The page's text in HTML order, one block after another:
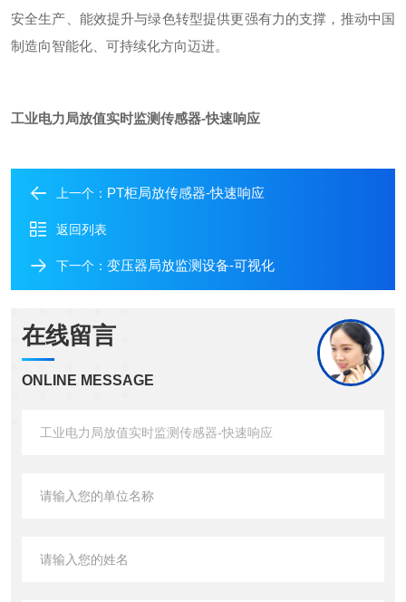
安全生产、能效提升与绿色转型提供更强有力的支撑，推动中国
制造向智能化、可持续化方向迈进。
工业电力局放值实时监测传感器-快速响应
上一个： PT柜局放传感器-快速响应
返回列表
下一个： 变压器局放监测设备-可视化
在线留言
ONLINE MESSAGE